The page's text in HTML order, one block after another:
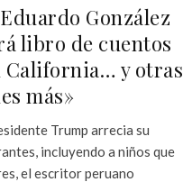
González
libro de cuentos
California… y otras
más»
Trump arrecia su
incluyendo a niños que
el escritor peruano